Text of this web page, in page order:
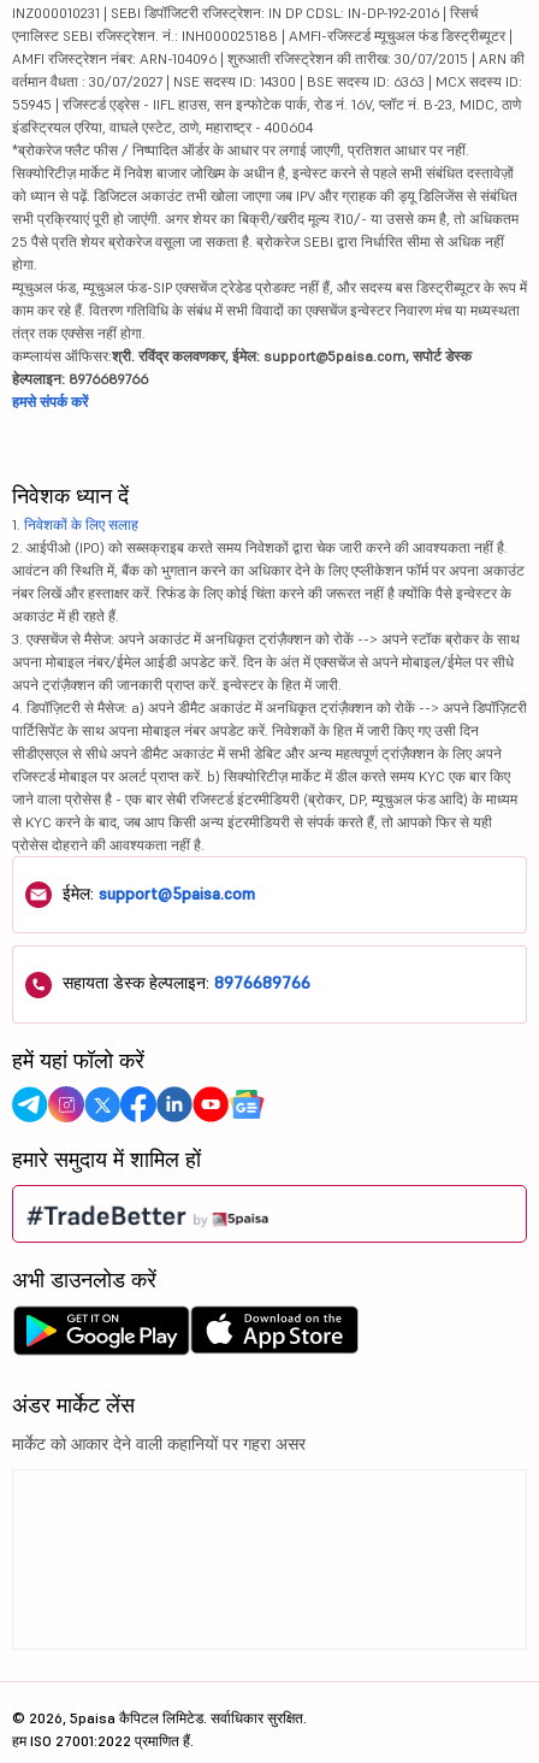
INZ000010231 | SEBI डिपॉजिटरी रजिस्ट्रेशन: IN DP CDSL: IN-DP-192-2016 | रिसर्च
एनालिस्ट SEBI रजिस्ट्रेशन. नं.: INH000025188 | AMFI-रजिस्टर्ड म्यूचुअल फंड डिस्ट्रीब्यूटर |
AMFI रजिस्ट्रेशन नंबर: ARN-104096 | शुरुआती रजिस्ट्रेशन की तारीख: 30/07/2015 | ARN की
वर्तमान वैधता : 30/07/2027 | NSE सदस्य ID: 14300 | BSE सदस्य ID: 6363 | MCX सदस्य ID:
55945 | रजिस्टर्ड एड्रेस - IIFL हाउस, सन इन्फोटेक पार्क, रोड नं. 16V, प्लॉट नं. B-23, MIDC, ठाणे
इंडस्ट्रियल एरिया, वाघले एस्टेट, ठाणे, महाराष्ट्र - 400604
*ब्रोकरेज फ्लैट फीस / निष्पादित ऑर्डर के आधार पर लगाई जाएगी, प्रतिशत आधार पर नहीं.
सिक्योरिटीज़ मार्केट में निवेश बाजार जोखिम के अधीन है, इन्वेस्ट करने से पहले सभी संबंधित दस्तावेज़ों
को ध्यान से पढ़ें. डिजिटल अकाउंट तभी खोला जाएगा जब IPV और ग्राहक की ड्यू डिलिजेंस से संबंधित
सभी प्रक्रियाएं पूरी हो जाएंगी. अगर शेयर का बिक्री/खरीद मूल्य ₹10/- या उससे कम है, तो अधिकतम
25 पैसे प्रति शेयर ब्रोकरेज वसूला जा सकता है. ब्रोकरेज SEBI द्वारा निर्धारित सीमा से अधिक नहीं
होगा.
म्यूचुअल फंड, म्यूचुअल फंड-SIP एक्सचेंज ट्रेडेड प्रोडक्ट नहीं हैं, और सदस्य बस डिस्ट्रीब्यूटर के रूप में
काम कर रहे हैं. वितरण गतिविधि के संबंध में सभी विवादों का एक्सचेंज इन्वेस्टर निवारण मंच या मध्यस्थता
तंत्र तक एक्सेस नहीं होगा.
कम्प्लायंस ऑफिसर:श्री. रविंद्र कलवणकर, ईमेल: support@5paisa.com, सपोर्ट डेस्क
हेल्पलाइन: 8976689766
हमसे संपर्क करें
निवेशक ध्यान दें
1. निवेशकों के लिए सलाह
2. आईपीओ (IPO) को सब्सक्राइब करते समय निवेशकों द्वारा चेक जारी करने की आवश्यकता नहीं है.
आवंटन की स्थिति में, बैंक को भुगतान करने का अधिकार देने के लिए एप्लीकेशन फॉर्म पर अपना अकाउंट
नंबर लिखें और हस्ताक्षर करें. रिफंड के लिए कोई चिंता करने की जरूरत नहीं है क्योंकि पैसे इन्वेस्टर के
अकाउंट में ही रहते हैं.
3. एक्सचेंज से मैसेज: अपने अकाउंट में अनधिकृत ट्रांज़ैक्शन को रोकें --> अपने स्टॉक ब्रोकर के साथ
अपना मोबाइल नंबर/ईमेल आईडी अपडेट करें. दिन के अंत में एक्सचेंज से अपने मोबाइल/ईमेल पर सीधे
अपने ट्रांज़ैक्शन की जानकारी प्राप्त करें. इन्वेस्टर के हित में जारी.
4. डिपॉज़िटरी से मैसेज: a) अपने डीमैट अकाउंट में अनधिकृत ट्रांज़ैक्शन को रोकें --> अपने डिपॉज़िटरी
पार्टिसिपेंट के साथ अपना मोबाइल नंबर अपडेट करें. निवेशकों के हित में जारी किए गए उसी दिन
सीडीएसएल से सीधे अपने डीमैट अकाउंट में सभी डेबिट और अन्य महत्वपूर्ण ट्रांज़ैक्शन के लिए अपने
रजिस्टर्ड मोबाइल पर अलर्ट प्राप्त करें. b) सिक्योरिटीज़ मार्केट में डील करते समय KYC एक बार किए
जाने वाला प्रोसेस है - एक बार सेबी रजिस्टर्ड इंटरमीडियरी (ब्रोकर, DP, म्यूचुअल फंड आदि) के माध्यम
से KYC करने के बाद, जब आप किसी अन्य इंटरमीडियरी से संपर्क करते हैं, तो आपको फिर से यही
प्रोसेस दोहराने की आवश्यकता नहीं है.
ईमेल: support@5paisa.com
सहायता डेस्क हेल्पलाइन: 8976689766
हमें यहां फॉलो करें
हमारे समुदाय में शामिल हों
अभी डाउनलोड करें
अंडर मार्केट लेंस
मार्केट को आकार देने वाली कहानियों पर गहरा असर
© 2026, 5paisa कैपिटल लिमिटेड. सर्वाधिकार सुरक्षित.
हम ISO 27001:2022 प्रमाणित हैं.